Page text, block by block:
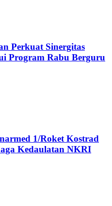
Perkuat Sinergitas
Program Rabu Berguru
1/Roket Kostrad
Kedaulatan NKRI